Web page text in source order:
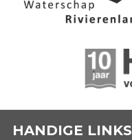
HANDIGE LINKS